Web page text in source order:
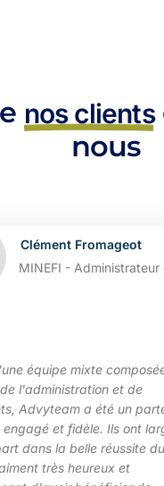
nos clients
nous
Fromageot
- Administrateur des FP
mixte composée
et de
a été un partenaire
et fidèle. Ils ont largement
la belle réussite du
heureux et